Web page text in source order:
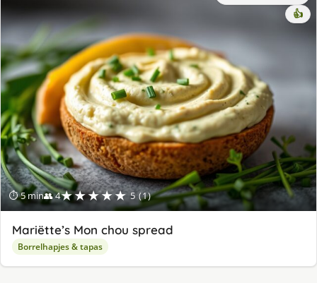
⏱ 5 min👥 4★★★★★ 5 (1)
👍
Mariëtte’s Mon chou spread
Borrelhapjes & tapas